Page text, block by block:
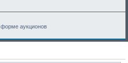
аукционов